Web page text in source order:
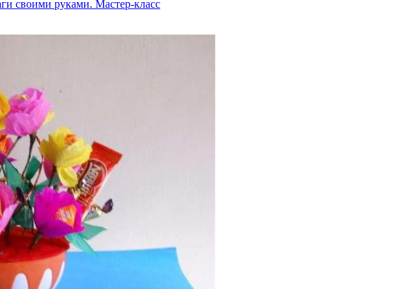
своими руками. Мастер-класс